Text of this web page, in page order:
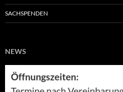
SACHSPENDEN
NEWS